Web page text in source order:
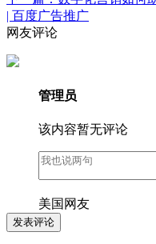
| 百度广告推广
网友评论
管理员
该内容暂无评论
美国网友